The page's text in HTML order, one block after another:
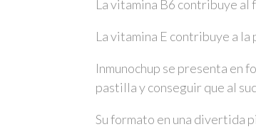
La vitamina B6 contribuye al
La vitamina E contribuye a
Inmunochup se presenta en
pastilla y conseguir que al
Su formato en una divertida